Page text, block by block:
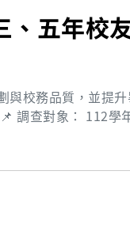
、五年校
與校務品質，並提
加獎：完成問卷就可抽大獎！ 禮券1,000元（20
，請大家一起幫忙